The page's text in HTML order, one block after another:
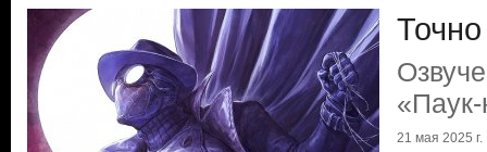
21 мая 2025 г.